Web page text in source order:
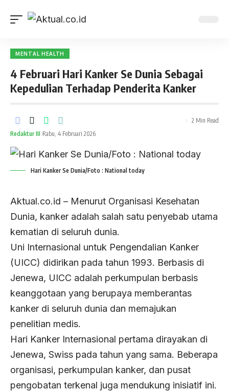
MENTAL HEALTH
4 Februari Hari Kanker Se Dunia Sebagai
Kepedulian Terhadap Penderita Kanker
Redaktur III Rabu, 4 Februari 2026
2 Min Read
Hari Kanker Se Dunia/Foto : National today
Aktual.co.id – Menurut Organisasi Kesehatan
Dunia, kanker adalah salah satu penyebab utama
kematian di seluruh dunia.
Uni Internasional untuk Pengendalian Kanker
(UICC) didirikan pada tahun 1993. Berbasis di
Jenewa, UICC adalah perkumpulan berbasis
keanggotaan yang berupaya memberantas
kanker di seluruh dunia dan memajukan
penelitian medis.
Hari Kanker Internasional pertama dirayakan di
Jenewa, Swiss pada tahun yang sama. Beberapa
organisasi, perkumpulan kanker, dan pusat
pengobatan terkenal juga mendukung inisiatif ini.